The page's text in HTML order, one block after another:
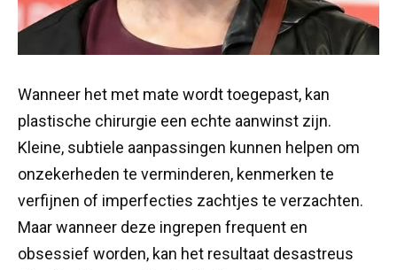
Wanneer het met mate wordt toegepast, kan
plastische chirurgie een echte aanwinst zijn.
Kleine, subtiele aanpassingen kunnen helpen om
onzekerheden te verminderen, kenmerken te
verfijnen of imperfecties zachtjes te verzachten.
Maar wanneer deze ingrepen frequent en
obsessief worden, kan het resultaat desastreus